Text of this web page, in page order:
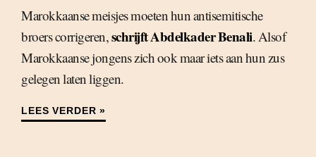
Marokkaanse meisjes moeten hun antisemitische
broers corrigeren,schrijft Abdelkader Benali. Alsof
Marokkaanse jongens zich ook maar iets aan hun zus
gelegen laten liggen.
LEES VERDER »